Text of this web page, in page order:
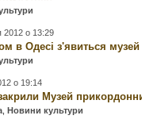
2012 о 13:29
в Одесі з'явиться музей
о 19:14
Музей
Новини культури